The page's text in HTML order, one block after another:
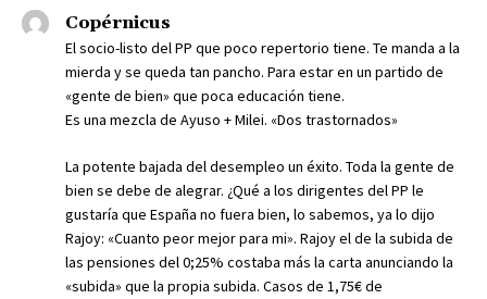
Copérnicus
El socio-listo del PP que poco repertorio tiene. Te manda a la
mierda y se queda tan pancho. Para estar en un partido de
«gente de bien» que poca educación tiene.
Es una mezcla de Ayuso + Milei. «Dos trastornados»
La potente bajada del desempleo un éxito. Toda la gente de
bien se debe de alegrar. ¿Qué a los dirigentes del PP le
gustaría que España no fuera bien, lo sabemos, ya lo dijo
Rajoy: «Cuanto peor mejor para mi». Rajoy el de la subida de
las pensiones del 0;25% costaba más la carta anunciando la
«subida» que la propia subida. Casos de 1,75€ de